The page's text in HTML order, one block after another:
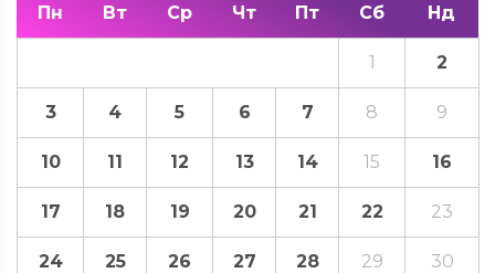
Пн Вт Ср Чт Пт Сб Нд
1 2
3 4 5 6 7 8 9
10 11 12 13 14 15 16
17 18 19 20 21 22 23
24 25 26 27 28 29 30